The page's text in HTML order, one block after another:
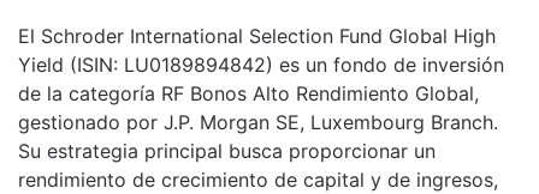
El Schroder International Selection Fund Global High
Yield (ISIN: LU0189894842) es un fondo de inversión
de la categoría RF Bonos Alto Rendimiento Global,
gestionado por J.P. Morgan SE, Luxembourg Branch.
Su estrategia principal busca proporcionar un
rendimiento de crecimiento de capital y de ingresos,